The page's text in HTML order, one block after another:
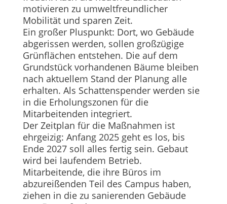
motivieren zu umweltfreundlicher
Mobilität und sparen Zeit.
Ein großer Pluspunkt: Dort, wo Gebäude
abgerissen werden, sollen großzügige
Grünflächen entstehen. Die auf dem
Grundstück vorhandenen Bäume bleiben
nach aktuellem Stand der Planung alle
erhalten. Als Schattenspender werden sie
in die Erholungszonen für die
Mitarbeitenden integriert.
Der Zeitplan für die Maßnahmen ist
ehrgeizig: Anfang 2025 geht es los, bis
Ende 2027 soll alles fertig sein. Gebaut
wird bei laufendem Betrieb.
Mitarbeitende, die ihre Büros im
abzureißenden Teil des Campus haben,
ziehen in die zu sanierenden Gebäude